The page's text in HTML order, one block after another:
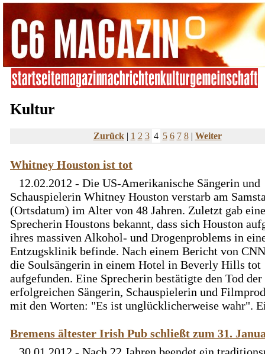
Kultur
Zurück| 1 2 3 4 5 6 7 8| Weiter
Whitney Houston ist tot
12.02.2012 - Die US-Amerikanische Sängerin und
Schauspielerin Whitney Houston verstarb am
(Ortsdatum) im Alter von 48 Jahren. Zuletzt gab eine
Sprecherin Houstons bekannt, dass sich Houston
ihres massiven Alkohol- und Drogenproblems in
Entzugsklinik befinde. Nach einem Bericht von
die Soulsängerin in einem Hotel in Beverly Hills tot
aufgefunden. Eine Sprecherin bestätigte den Tod der
erfolgreichen Sängerin, Schauspielerin und
mit den Worten: "Es ist unglücklicherweise wahr".
Bremens ältester Irish Pub schließt zum 31.